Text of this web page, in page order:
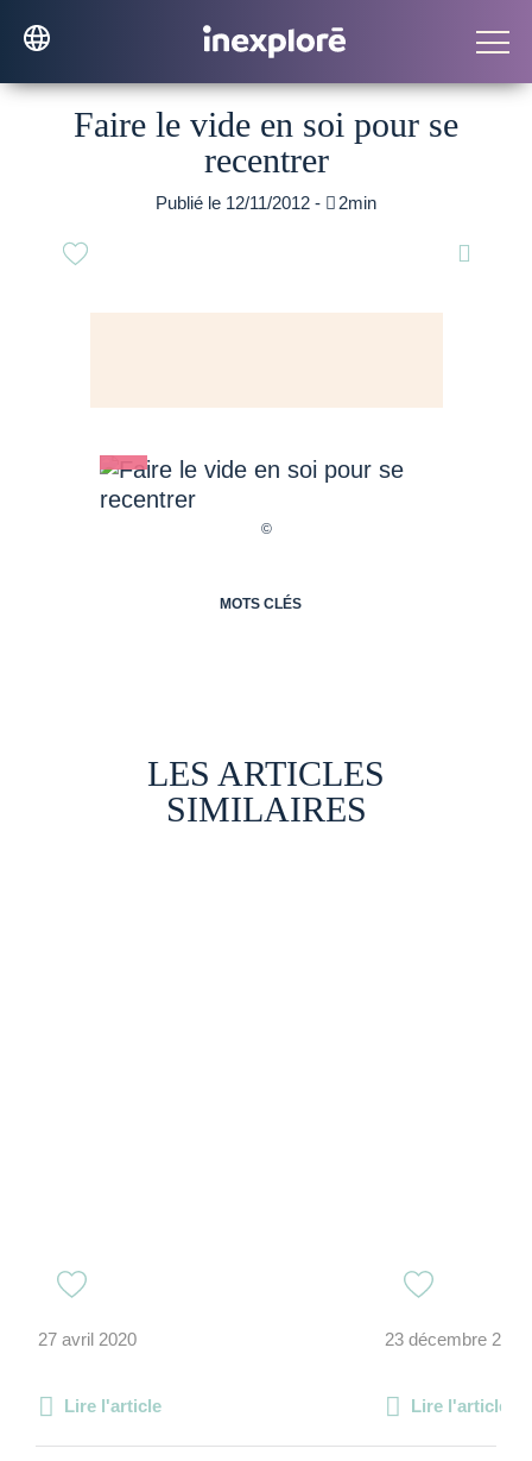
Faire le vide en soi pour se
recentrer
Publié le 12/11/2012 -  2min

MOTS CLÉS
LES ARTICLES
SIMILAIRES
27 avril 2020
Lire l'article
23 décembre 2020
Lire l'article